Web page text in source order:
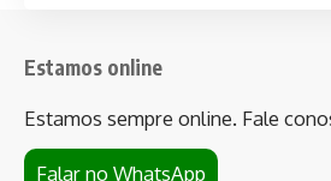
Estamos online
Estamos sempre online. Fale
Falar no WhatsApp